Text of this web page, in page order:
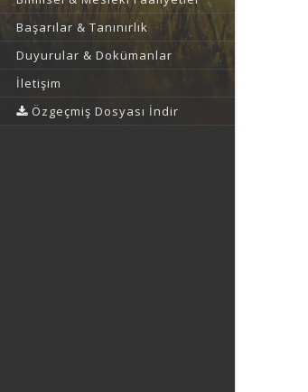
Başarılar & Tanınırlık
Duyurular & Dokümanlar
İletişim
Özgeçmiş Dosyası İndir